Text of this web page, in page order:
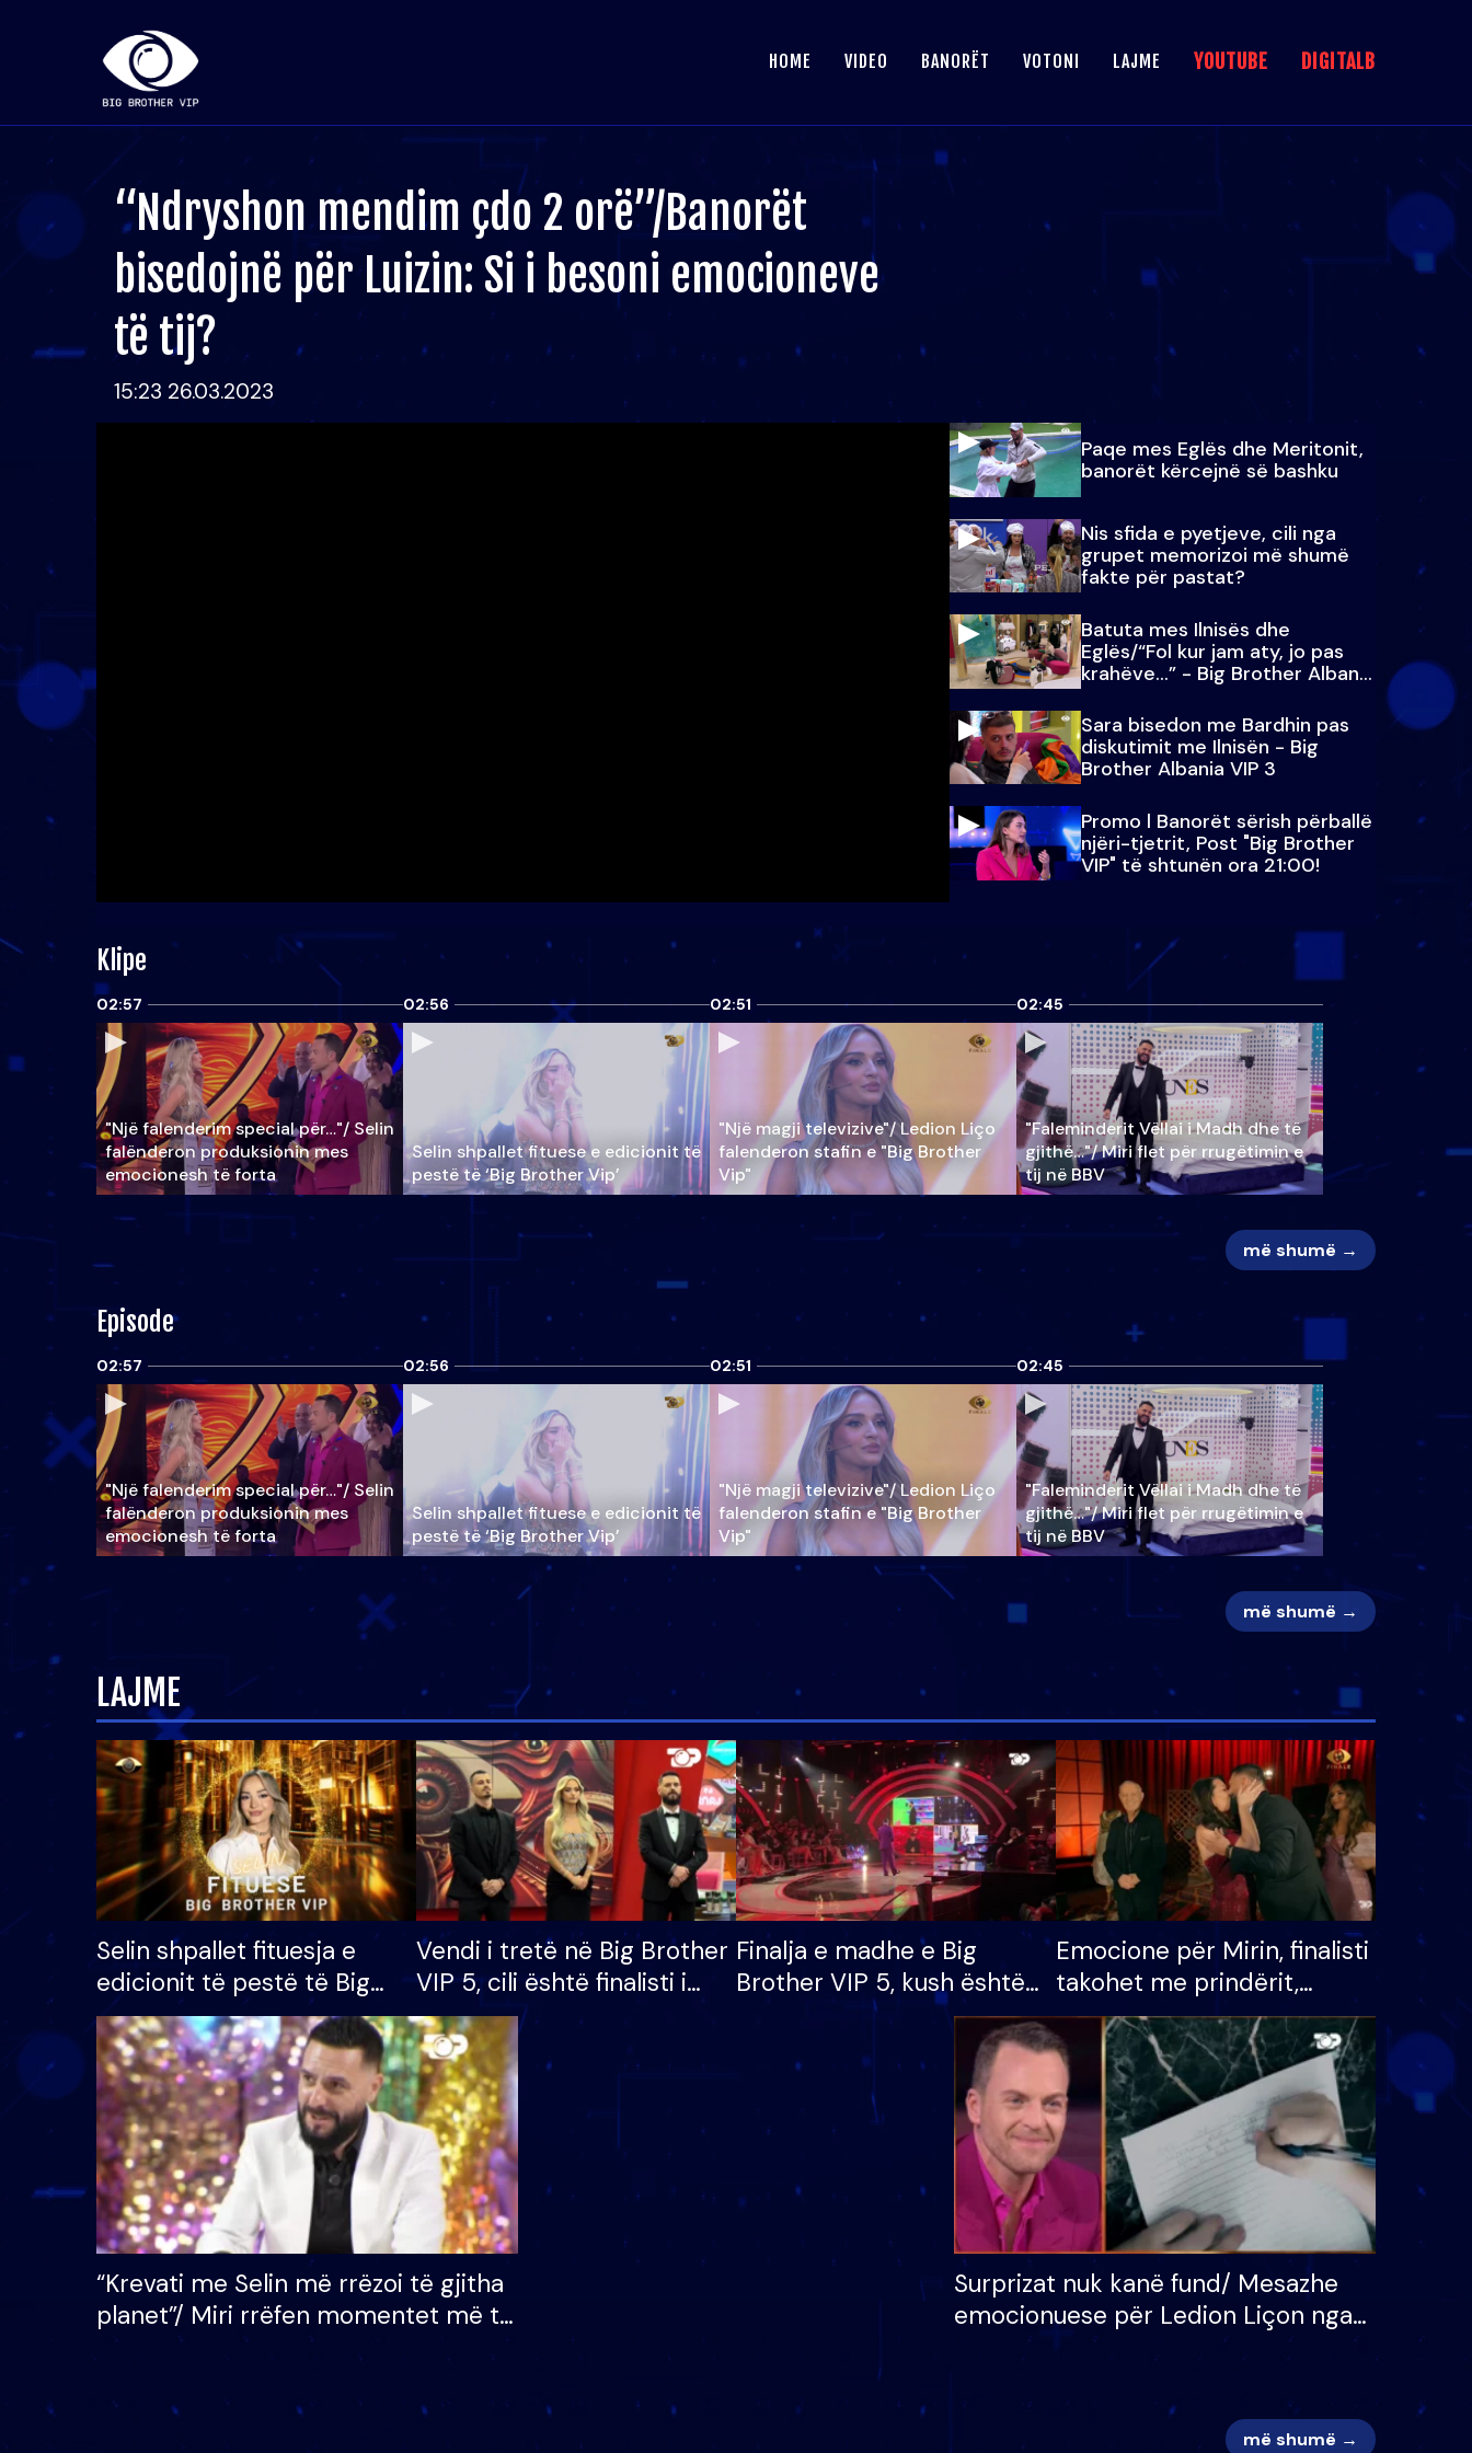
HOME VIDEO BANORËT VOTONI LAJME YOUTUBE DIGITALB
“Ndryshon mendim çdo 2 orë”/Banorët
bisedojnë për Luizin: Si i besoni emocioneve
të tij?
15:23 26.03.2023
Paqe mes Eglës dhe Meritonit,
banorët kërcejnë së bashku
Nis sfida e pyetjeve, cili nga
grupet memorizoi më shumë
fakte për pastat?
Batuta mes Ilnisës dhe
Eglës/“Fol kur jam aty, jo pas
krahëve…” - Big Brother Albania
VIP 3
Sara bisedon me Bardhin pas
diskutimit me Ilnisën - Big
Brother Albania VIP 3
Promo l Banorët sërish përballë
njëri-tjetrit, Post "Big Brother
VIP" të shtunën ora 21:00!
Klipe
02:57
"Një falenderim special për…"/ Selin
falënderon produksionin mes
emocionesh të forta
02:56
Selin shpallet fituese e edicionit të
pestë të ‘Big Brother Vip’
02:51
"Një magji televizive"/ Ledion Liço
falenderon stafin e "Big Brother
Vip"
02:45
"Faleminderit Vëllai i Madh dhe të
gjithë…"/ Miri flet për rrugëtimin e
tij në BBV
më shumë →
Episode
02:57
"Një falenderim special për…"/ Selin
falënderon produksionin mes
emocionesh të forta
02:56
Selin shpallet fituese e edicionit të
pestë të ‘Big Brother Vip’
02:51
"Një magji televizive"/ Ledion Liço
falenderon stafin e "Big Brother
Vip"
02:45
"Faleminderit Vëllai i Madh dhe të
gjithë…"/ Miri flet për rrugëtimin e
tij në BBV
më shumë →
LAJME
Selin shpallet fituesja e
edicionit të pestë të Big
Brother VIP, rrëmben
çmimin e madh prej 100
mijë eurosh
Vendi i tretë në Big Brother
VIP 5, cili është finalisti i
radhës që lë shtëpinë
Finalja e madhe e Big
Brother VIP 5, kush është
banori i parë që lë shtëpinë
dhe humb mundësinë për
të fituar çmimin e madh
Emocione për Mirin, finalisti
takohet me prindërit,
vajzën dhe bashkëshorten:
S’kemi ndonjë letër divorci
apo jo?
“Krevati me Selin më rrëzoi të gjitha
planet”/ Miri rrëfen momentet më të
bukura në shtëpinë e BB VIP: Do më
Surprizat nuk kanë fund/ Mesazhe
emocionuese për Ledion Liçon nga
nëna dhe fëmijët e tij, moderatori
më shumë →